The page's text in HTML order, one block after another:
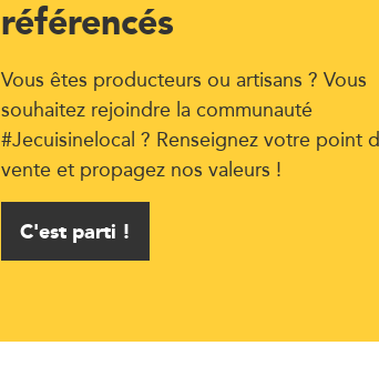
référencés
Vous êtes producteurs ou artisans ? Vous
souhaitez rejoindre la communauté
#Jecuisinelocal ? Renseignez votre point
vente et propagez nos valeurs !
C'est parti !